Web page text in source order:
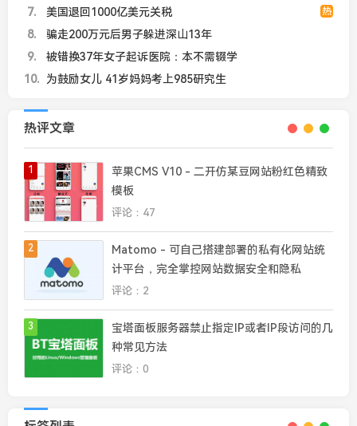
7
热
美国退回1000亿美元关税
8
骗走200万元后男子躲进深山13年
9
被错换37年女子起诉医院：本不需辍学
10
为鼓励女儿 41岁妈妈考上985研究生
热评文章
1
苹果CMS V10 - 二开仿某豆网站粉红色精致
模板
评论：47
2
Matomo - 可自己搭建部署的私有化网站统
计平台，完全掌控网站数据安全和隐私
评论：2
3
宝塔面板服务器禁止指定IP或者IP段访问的几
种常见方法
评论：0